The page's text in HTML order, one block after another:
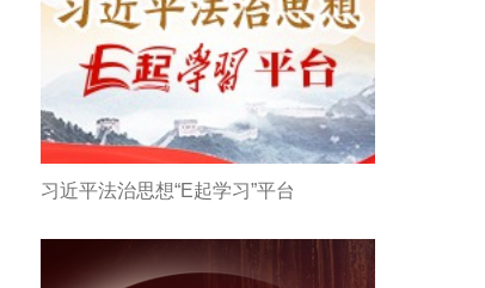
习近平法治思想“E起学习”平台